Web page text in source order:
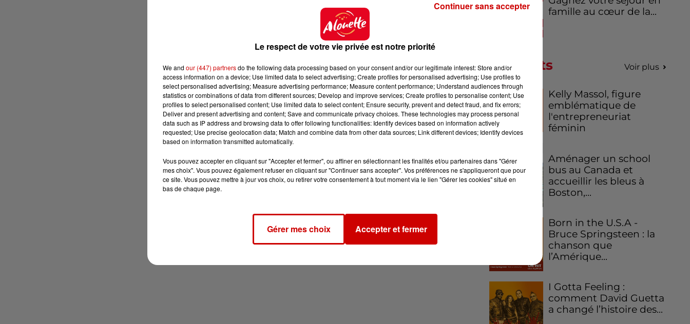
famille au cœur de la...
Podcasts Voir plus
Kelly Massol, figure
emblématique de
l'entrepreneuriat
féminin
Aménager un school
bus au Canada et
accueillir les bleus à
Boston,...
Born in the U.S.A -
Bruce Springsteen : la
chanson que
l’Amérique...
I Gotta Feeling :
comment David Guetta
a changé l’histoire des...
Le respect de votre vie privée est notre priorité
We and our (447) partnersdo the following data processing based on your consent and/or our legitimate interest: Store and/or
access information on a device; Use limited data to select advertising; Create profiles for personalised advertising; Use profiles to
select personalised advertising; Measure advertising performance; Measure content performance; Understand audiences through
statistics or combinations of data from different sources; Develop and improve services; Create profiles to personalise content; Use
profiles to select personalised content; Use limited data to select content; Ensure security, prevent and detect fraud, and fix errors;
Deliver and present advertising and content; Save and communicate privacy choices. These technologies may process personal
data such as IP address and browsing data to offer following functionalities: Identify devices based on information actively
requested; Use precise geolocation data; Match and combine data from other data sources; Link different devices; Identify devices
based on information transmitted automatically.
Vous pouvez accepter en cliquant sur "Accepter et fermer", ou affiner en sélectionnant les finalités et/ou partenaires dans "Gérer
mes choix". Vous pouvez également refuser en cliquant sur "Continuer sans accepter". Vos préférences ne s'appliqueront que pour
ce site. Vous pouvez mettre à jour vos choix, ou retirer votre consentement à tout moment via le lien "Gérer les cookies" situé en
bas de chaque page.
Gérer mes choix Accepter et fermer
Continuer sans accepter